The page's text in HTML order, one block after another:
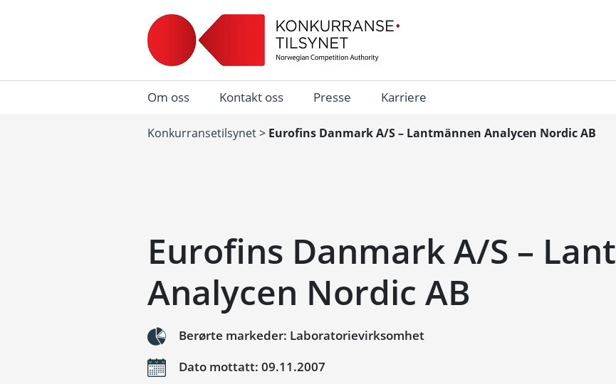
Om oss Kontakt oss Presse Karriere
Konkurransetilsynet> Eurofins Danmark A/S – Lantmännen Analycen Nordic AB
Eurofins Danmark A/S –
Analycen Nordic AB
Berørte markeder: Laboratorievirksomhet
Dato mottatt: 09.11.2007